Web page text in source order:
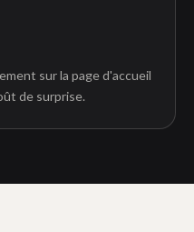
sur la page d'accueil
de surprise.